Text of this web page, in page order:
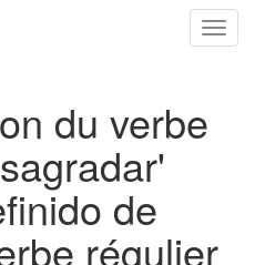
du verbe
de
régulier